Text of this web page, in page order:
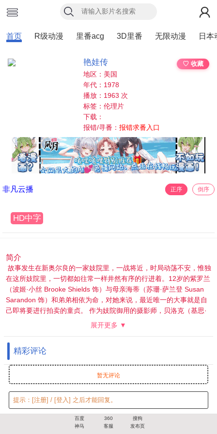
首页 R级动漫 里番acg 3D里番 无限动漫 日本
艳娃传
♡ 收藏
地区：美国
年代：1978
播放：1963 次
标签：伦理片
下载：
报错/寻番：报错求番入口
非凡云播 正序 倒序
HD中字
简介
故事发生在新奥尔良的一家妓院里，一战将近，时局动荡不安，惟独
在这所妓院里，一切都如往常一样井然有序的行进着。12岁的紫罗兰
（波姬·小丝 Brooke Shields 饰）与母亲海蒂（苏珊·萨兰登 Susan
Sarandon 饰）和弟弟相依为命，对她来说，最近唯一的大事就是自
己即将要进行拍卖的童贞。 作为妓院御用的摄影师，贝洛克（基思·
卡拉丹 Keith Carradine 饰）显得和开放的大环境有些格格不入，他
上了一个有钱人，随即带着儿子离开了妓院，紫罗兰成为了被抛弃的
那一个。在紫罗兰走投无路的时候，贝洛克收留了她，两人开始了同
居的生活，可是紫罗兰乖僻的性格让贝洛克无法忍受，这段感情最终
以分手告终。然而，此时的两人并不知道的是，这只是他们漫长情感
纠葛的开始。
展开更多 ▼
精彩评论
暂无评论
提示： [注册] / [登入] 之后才能回复。
百度 360
搜狗
神马
客服 发布页